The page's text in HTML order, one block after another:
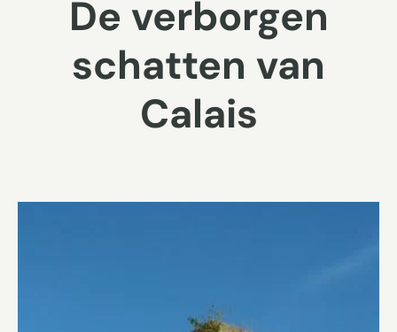
De verborgen
schatten van
Calais